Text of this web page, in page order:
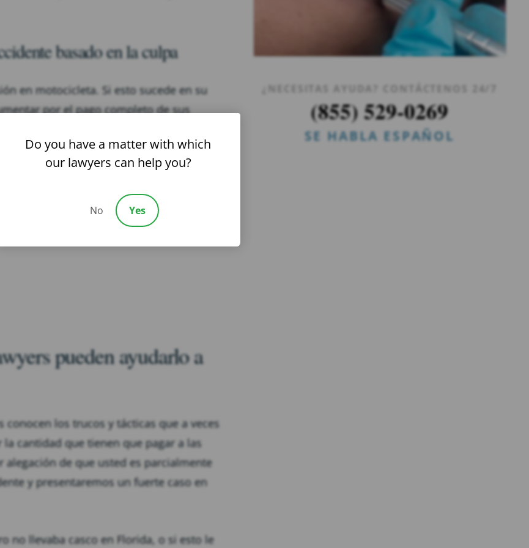
basado en la culpa
en motocicleta. Si esto sucede en su
por el pago completo de sus
perseguir una compensación por:
pueden ayudarlo a
conocen los trucos y tácticas que a veces
cantidad que tienen que pagar a las
de que usted es parcialmente
y presentaremos un fuerte caso en
no llevaba casco en Florida, o si esto le
¿NECESITAS AYUDA? CONTÁCTENOS 24/7
(855) 529-0269
SE HABLA ESPAÑOL
Do you have a matter with which
our lawyers can help you?
No Yes